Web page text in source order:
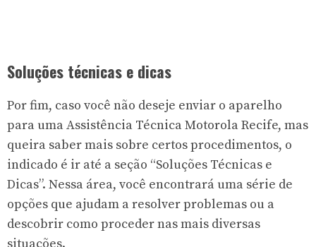
Soluções técnicas e dicas
Por fim, caso você não deseje enviar o aparelho
para uma Assistência Técnica Motorola Recife, mas
queira saber mais sobre certos procedimentos, o
indicado é ir até a seção “Soluções Técnicas e
Dicas”. Nessa área, você encontrará uma série de
opções que ajudam a resolver problemas ou a
descobrir como proceder nas mais diversas
situações.